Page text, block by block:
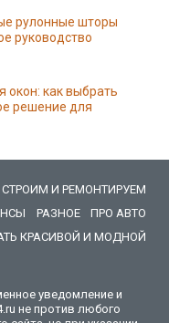
рулонные шторы
руководство
окон: как выбрать
решение для
СТРОИМ И РЕМОНТИРУЕМ
РАЗНОЕ
ПРО АВТО
КРАСИВОЙ И МОДНОЙ
уведомление и
не против любого